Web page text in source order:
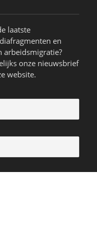
laatste
en
arbeidsmigratie?
onze nieuwsbrief
website.